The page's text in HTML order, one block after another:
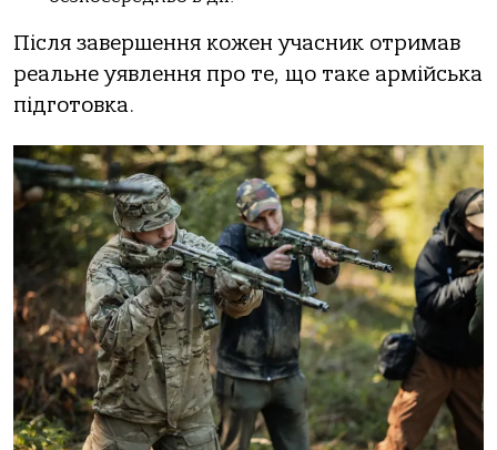
Після завершення кожен учасник отримав
реальне уявлення про те, що таке армійська
підготовка.